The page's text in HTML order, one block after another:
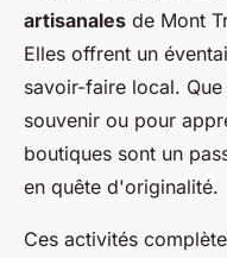
artisanales de Mont
Elles offrent un
savoir-faire local.
souvenir ou pour
boutiques sont un
en quête d'originalité.
Ces activités